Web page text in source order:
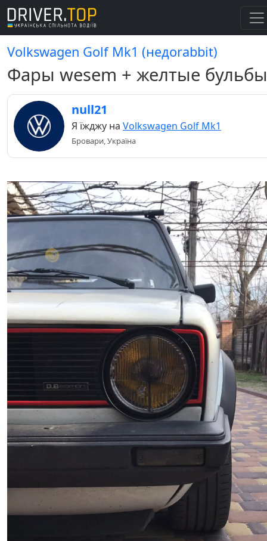
Volkswagen Golf Mk1 (недоrabbit)
Фары wesem + желтые бульбы
null21
Я їжджу на Volkswagen Golf Mk1
Бровари, Україна